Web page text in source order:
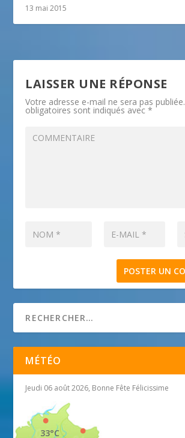
13 mai 2015
LAISSER UNE RÉPONSE
Votre adresse e-mail ne sera pas publiée.
obligatoires sont indiqués avec*
MÉTÉO
Jeudi 06 août 2026, Bonne Fête Félicissime
33°C